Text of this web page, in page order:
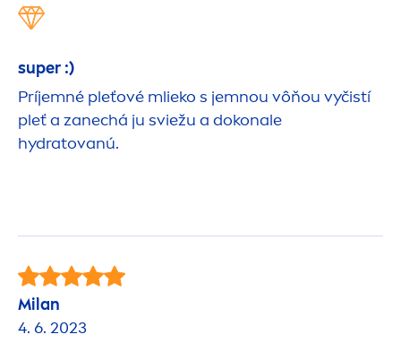
super :)
Príjemné pleťové mlieko s jemnou vôňou vyčistí
pleť a zanechá ju sviežu a dokonale
hydratovanú.
Milan
4. 6. 2023